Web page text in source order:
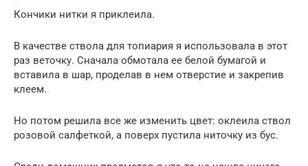
Кончики нитки я приклеила.
В качестве ствола для топиария я использовала в этот
раз веточку. Сначала обмотала ее белой бумагой и
вставила в шар, проделав в нем отверстие и закрепив
клеем.
Но потом решила все же изменить цвет: оклеила ствол
розовой салфеткой, а поверх пустила ниточку из бус.